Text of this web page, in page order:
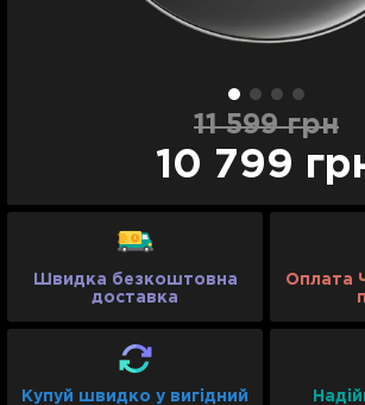
11 599 грн
10 799
Швидка безкоштовна
доставка
Оплата
Купуй швидко у вигідний